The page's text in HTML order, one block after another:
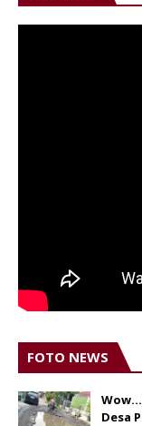
FOTO NEWS
Desa